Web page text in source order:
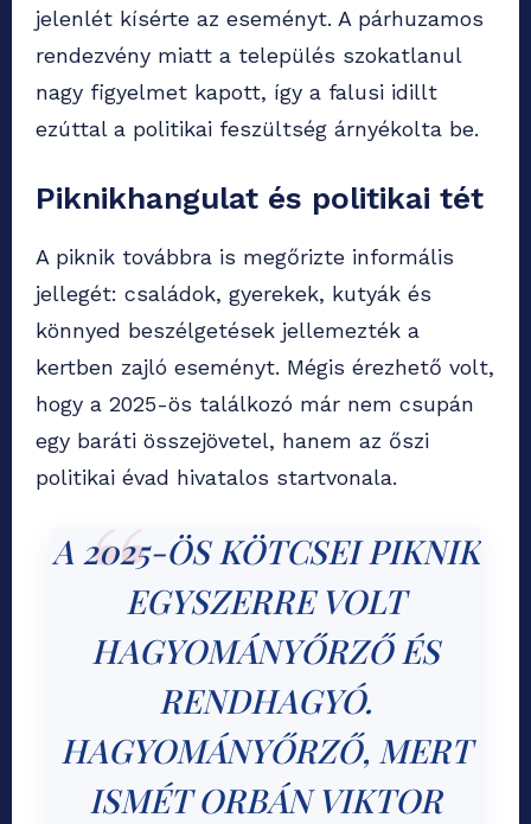
jelenlét kísérte az eseményt. A párhuzamos
rendezvény miatt a település szokatlanul
nagy figyelmet kapott, így a falusi idillt
ezúttal a politikai feszültség árnyékolta be.
Piknikhangulat és politikai tét
A piknik továbbra is megőrizte informális
jellegét: családok, gyerekek, kutyák és
könnyed beszélgetések jellemezték a
kertben zajló eseményt. Mégis érezhető volt,
hogy a 2025-ös találkozó már nem csupán
egy baráti összejövetel, hanem az őszi
politikai évad hivatalos startvonala.
A 2025-ÖS KÖTCSEI PIKNIK
EGYSZERRE VOLT
HAGYOMÁNYŐRZŐ ÉS
RENDHAGYÓ.
HAGYOMÁNYŐRZŐ, MERT
ISMÉT ORBÁN VIKTOR